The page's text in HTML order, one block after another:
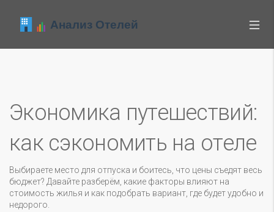
Экономика путешествий:
как сэкономить на отеле
Выбираете место для отпуска и боитесь, что цены съедят весь
бюджет? Давайте разберём, какие факторы влияют на
стоимость жилья и как подобрать вариант, где будет удобно и
недорого.